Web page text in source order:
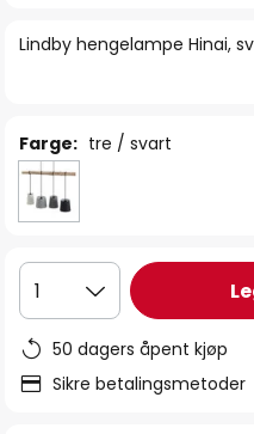
Lindby hengelampe Hinai,
Farge: tre / svart
1
50 dagers åpent kjøp
Sikre betalingsmetoder